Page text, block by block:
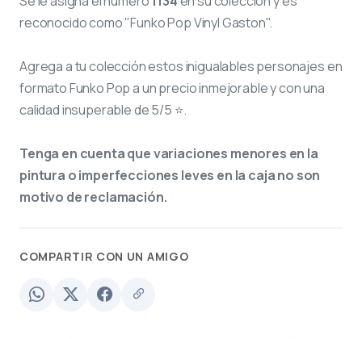
reconocido como "Funko Pop Vinyl Gaston".
Agrega a tu colección estos inigualables personajes en
formato Funko Pop a un precio inmejorable y con una
calidad insuperable de 5/5 ⭐.
Tenga en cuenta que variaciones menores en la
pintura o imperfecciones leves en la caja no son
motivo de reclamación.
COMPARTIR CON UN AMIGO